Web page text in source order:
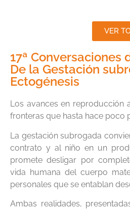
VER
17ª Conversaciones
De la Gestación
Ectogénesis
Los avances en reproducción
fronteras que hasta hace poco
La gestación subrogada
contrato y al niño en un
promete desligar por
vida humana del cuerpo
personales que se entablan
Ambas realidades,